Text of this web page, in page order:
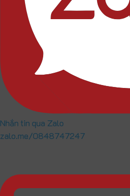
Nhắn tin qua Zalo
zalo.me/0848747247